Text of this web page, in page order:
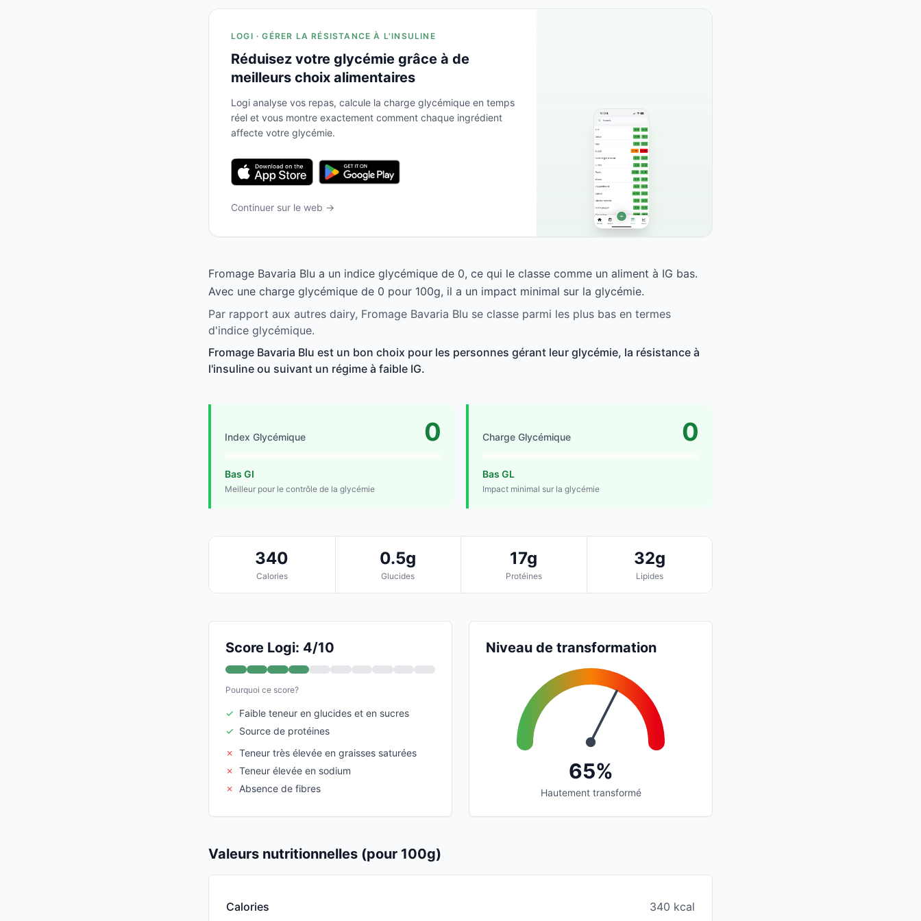
LOGI · GÉRER LA RÉSISTANCE À L'INSULINE
Réduisez votre glycémie grâce à de
meilleurs choix alimentaires
Logi analyse vos repas, calcule la charge glycémique en temps
réel et vous montre exactement comment chaque ingrédient
affecte votre glycémie.
Continuer sur le web →
Fromage Bavaria Blu a un indice glycémique de 0, ce qui le classe comme un aliment à IG bas.
Avec une charge glycémique de 0 pour 100g, il a un impact minimal sur la glycémie.
Par rapport aux autres dairy, Fromage Bavaria Blu se classe parmi les plus bas en termes
d'indice glycémique.
Fromage Bavaria Blu est un bon choix pour les personnes gérant leur glycémie, la résistance à
l'insuline ou suivant un régime à faible IG.
Index Glycémique 0
Bas GI
Meilleur pour le contrôle de la glycémie
Charge Glycémique 0
Bas GL
Impact minimal sur la glycémie
340
Calories
0.5g
Glucides
17g
Protéines
32g
Lipides
Score Logi: 4/10
Pourquoi ce score?
✓ Faible teneur en glucides et en sucres
✓ Source de protéines
✗ Teneur très élevée en graisses saturées
✗ Teneur élevée en sodium
✗
Absence de fibres
Niveau de transformation
65%
Hautement transformé
Valeurs nutritionnelles (pour 100g)
Calories 340 kcal